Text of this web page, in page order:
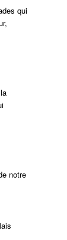
qui
notre